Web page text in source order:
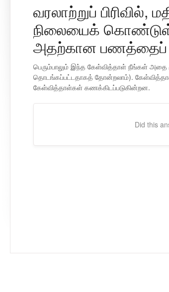
வரலாற்றுப் பிரிவில்,
நிலையைக்
அதற்கான பணத்தைப்
பெரும்பாலும் இந்த கேள்வித்தாள் நீங்கள் அதை
தொடங்கப்பட்டதாகத் தோன்றலாம்).
கேள்வித்தாள்கள் கணக்கிடப்படுகின்றன.
Did this